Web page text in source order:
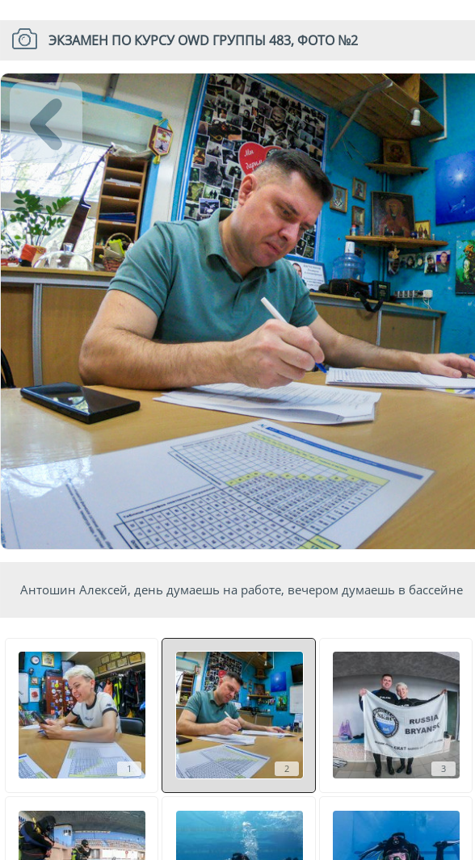
ЭКЗАМЕН ПО КУРСУ OWD ГРУППЫ 483, ФОТО №2
Антошин Алексей, день думаешь на работе, вечером думаешь в бассейне
1 2 3